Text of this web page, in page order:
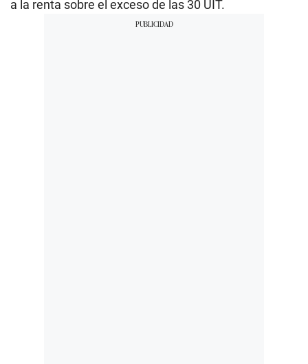
a la renta sobre el exceso de las 30 UIT.